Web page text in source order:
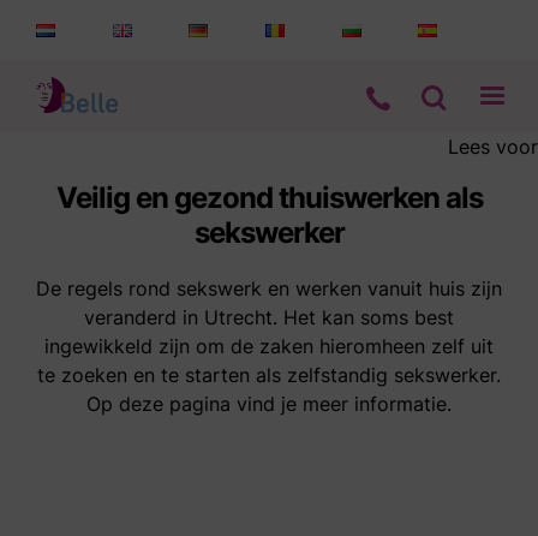
Lees voor
Wie zijn wij
Contact
Veilig en gezond thuiswerken als
sekswerker
De regels rond sekswerk en werken vanuit huis zijn
veranderd in Utrecht. Het kan soms best
ingewikkeld zijn om de zaken hieromheen zelf uit
te zoeken en te starten als zelfstandig sekswerker.
Op deze pagina vind je meer informatie.